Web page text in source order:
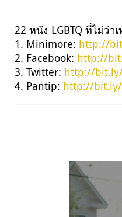
22 หนัง LGBTQ ที่ไม่ว่า
1. Minimore: http://
2. Facebook: http://
3. Twitter: http://bit.ly/
4. Pantip: http://bit.ly/